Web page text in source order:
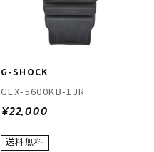
G-SHOCK
GLX-5600KB-1JR
¥22,000